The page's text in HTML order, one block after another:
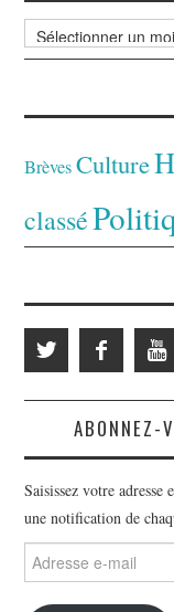
Archives
Brèves Culture
classé
ABONNEZ-
Saisissez votre
une notification de
Adresse
e-